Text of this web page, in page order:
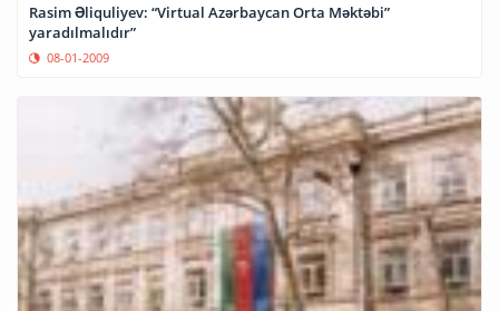
Rasim Əliquliyev: “Virtual Azərbaycan Orta Məktəbi”
yaradılmalıdır”
08-01-2009